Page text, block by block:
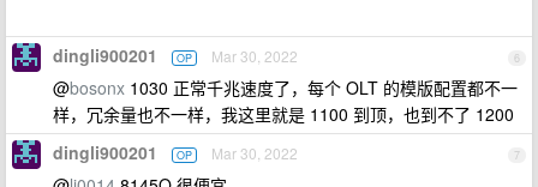
6
dingli900201 OP Mar 30, 2022
@bosonx 1030 正常千兆速度了，每个 OLT 的模版配置都不一
样，冗余量也不一样，我这里就是 1100 到顶，也到不了 1200
7
dingli900201 OP Mar 30, 2022